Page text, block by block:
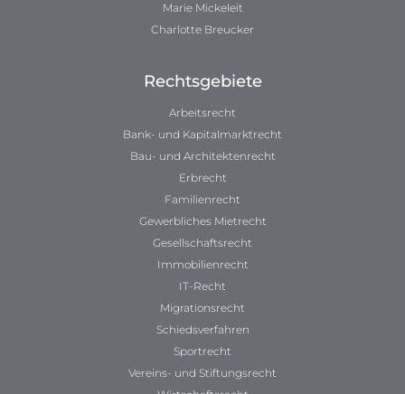
Marie Mickeleit
Charlotte Breucker
Rechtsgebiete
Arbeitsrecht
Bank- und Kapitalmarktrecht
Bau- und Architektenrecht
Erbrecht
Familienrecht
Gewerbliches Mietrecht
Gesellschaftsrecht
Immobilienrecht
IT-Recht
Migrationsrecht
Schiedsverfahren
Sportrecht
Vereins- und Stiftungsrecht